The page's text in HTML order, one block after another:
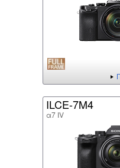
ILCE-7M4
α7 IV